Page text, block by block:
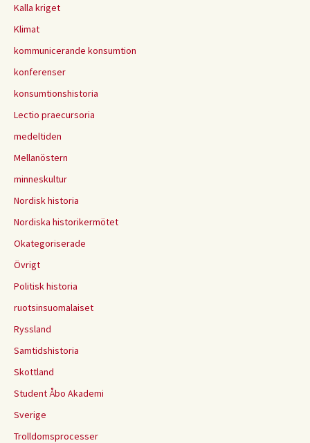
Kalla kriget
Klimat
kommunicerande konsumtion
konferenser
konsumtionshistoria
Lectio praecursoria
medeltiden
Mellanöstern
minneskultur
Nordisk historia
Nordiska historikermötet
Okategoriserade
Övrigt
Politisk historia
ruotsinsuomalaiset
Ryssland
Samtidshistoria
Skottland
Student Åbo Akademi
Sverige
Trolldomsprocesser